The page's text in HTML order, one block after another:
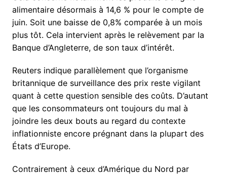
alimentaire désormais à 14,6 % pour le compte de
juin. Soit une baisse de 0,8% comparée à un mois
plus tôt. Cela intervient après le relèvement par la
Banque d’Angleterre, de son taux d’intérêt.
Reuters indique parallèlement que l’organisme
britannique de surveillance des prix reste vigilant
quant à cette question sensible des coûts. D’autant
que les consommateurs ont toujours du mal à
joindre les deux bouts au regard du contexte
inflationniste encore prégnant dans la plupart des
États d’Europe.
Contrairement à ceux d’Amérique du Nord par